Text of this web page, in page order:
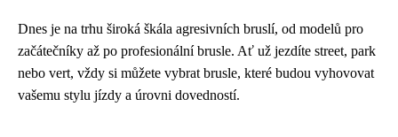
Dnes je na trhu široká škála agresivních bruslí, od modelů pro
začátečníky až po profesionální brusle. Ať už jezdíte street, park
nebo vert, vždy si můžete vybrat brusle, které budou vyhovovat
vašemu stylu jízdy a úrovni dovedností.